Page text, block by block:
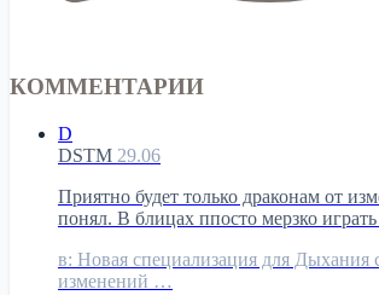
КОММЕНТАРИИ
D
DSTM 29.06
Приятно будет только драконам от
понял. В блицах ппосто мерзко
в: Новая специализация для Дыхания
изменений …